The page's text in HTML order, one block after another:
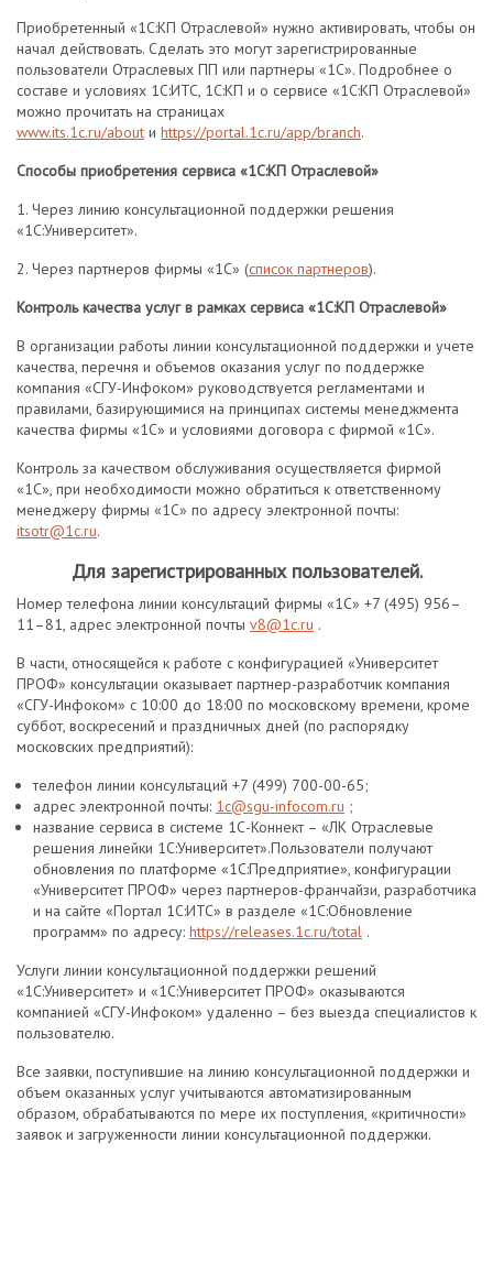
Приобретенный «1С:КП Отраслевой» нужно активировать, чтобы он
начал действовать. Сделать это могут зарегистрированные
пользователи Отраслевых ПП или партнеры «1С». Подробнее о
составе и условиях 1С:ИТС, 1С:КП и о сервисе «1С:КП Отраслевой»
можно прочитать на страницах
www.its.1c.ru/about и https://portal.1c.ru/app/branch.
Способы приобретения сервиса «1С:КП Отраслевой»
1. Через линию консультационной поддержки решения
«1С:Университет».
2. Через партнеров фирмы «1С» (список партнеров).
Контроль качества услуг в рамках сервиса «1С:КП Отраслевой»
В организации работы линии консультационной поддержки и учете
качества, перечня и объемов оказания услуг по поддержке
компания «СГУ-Инфоком» руководствуется регламентами и
правилами, базирующимися на принципах системы менеджмента
качества фирмы «1С» и условиями договора с фирмой «1С».
Контроль за качеством обслуживания осуществляется фирмой
«1С», при необходимости можно обратиться к ответственному
менеджеру фирмы «1С» по адресу электронной почты:
itsotr@1c.ru.
Для зарегистрированных пользователей.
Номер телефона линии консультаций фирмы «1С» +7 (495) 956–
11–81, адрес электронной почты v8@1c.ru .
В части, относящейся к работе с конфигурацией «Университет
ПРОФ» консультации оказывает партнер-разработчик компания
«СГУ-Инфоком» с 10:00 до 18:00 по московскому времени, кроме
суббот, воскресений и праздничных дней (по распорядку
московских предприятий):
телефон линии консультаций +7 (499) 700-00-65;
адрес электронной почты: 1c@sgu-infocom.ru ;
название сервиса в системе 1С-Коннект – «ЛК Отраслевые
решения линейки 1С:Университет».Пользователи получают
обновления по платформе «1С:Предприятие», конфигурации
«Университет ПРОФ» через партнеров-франчайзи, разработчика
и на сайте «Портал 1С:ИТС» в разделе «1C:Обновление
программ» по адресу: https://releases.1c.ru/total .
Услуги линии консультационной поддержки решений
«1С:Университет» и «1С:Университет ПРОФ» оказываются
компанией «СГУ-Инфоком» удаленно – без выезда специалистов к
пользователю.
Все заявки, поступившие на линию консультационной поддержки и
объем оказанных услуг учитываются автоматизированным
образом, обрабатываются по мере их поступления, «критичности»
заявок и загруженности линии консультационной поддержки.